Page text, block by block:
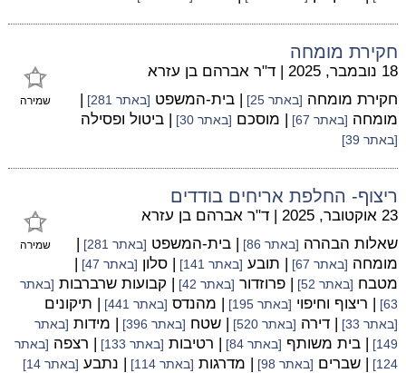
חקירת מומחה
שמירה
18 נובמבר, 2025 | ד"ר אברהם בן עזרא
חקירת מומחה [באתר 25] | בית-המשפט [באתר 281]
|
מומחה [באתר 67] | מוסכם [באתר 30] | ביטול ופסילה
[באתר 39]
ריצוף- החלפת אריחים בודדים
שמירה
23 אוקטובר, 2025 | ד"ר אברהם בן עזרא
שאלות הבהרה [באתר 86] | בית-המשפט [באתר 281]
|
מומחה [באתר 67] | תובע [באתר 141] | סלון [באתר 47]
|
מטבח [באתר 52] | פרוזדור [באתר 42] | קבועות שרברבות [באתר
63]
| ריצוף וחיפוי [באתר 195] | מהנדס [באתר 441] | תיקונים
[באתר 33] | דירה [באתר 520] | שטח [באתר 396] | מידות [באתר
149]
| בית משותף [באתר 84] | רטיבות [באתר 133] | רצפה [באתר
124]
| שברים [באתר 98] | מדרגות [באתר 114] | נתבע [באתר 14]